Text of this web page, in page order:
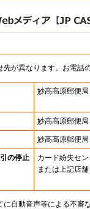
が異なります。お電話
妙高高原郵便局
妙高高原郵便局
妙高高原郵便局
の停止
カード紛失セ
または上記店舗
に自動音声等による不審